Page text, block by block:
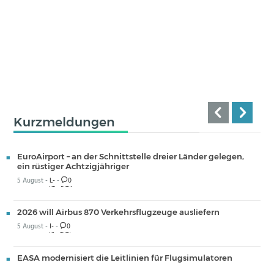
Kurzmeldungen
EuroAirport – an der Schnittstelle dreier Länder gelegen,
ein rüstiger Achtzigjähriger
5 August -L-- 0
2026 will Airbus 870 Verkehrsflugzeuge ausliefern
5 August - I-- 0
EASA modernisiert die Leitlinien für Flugsimulatoren